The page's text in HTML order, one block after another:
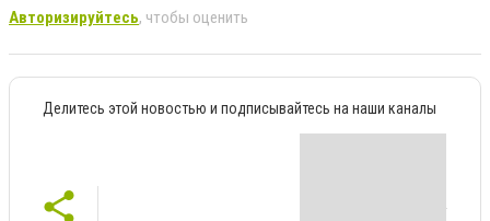
Авторизируйтесь, чтобы оценить
Делитесь этой новостью и подписывайтесь на наши каналы